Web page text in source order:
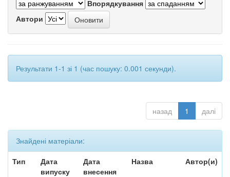
Впорядкування
Автори
Результати 1-1 зі 1 (час пошуку: 0.001 секунди).
назад 1 далі
Знайдені матеріали:
Тип
Дата
випуску
Дата
внесення
Назва Автор(и)